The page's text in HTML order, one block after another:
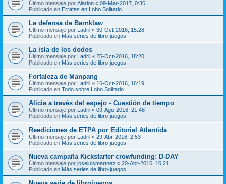
Último mensaje por Alarion « 09-Mar-2017, 0:36
Publicado en Erratas en Lobo Solitario
La defensa de Barnklaw
Último mensaje por Ladril « 30-Oct-2016, 15:28
Publicado en Más series de libro-juegos
La isla de los dodos
Último mensaje por Ladril « 25-Oct-2016, 18:20
Publicado en Más series de libro-juegos
Fortaleza de Manpang
Último mensaje por Ladril « 16-Oct-2016, 16:19
Publicado en Todo sobre Lobo Solitario
Alicia a través del espejo - Cuestión de tiempo
Último mensaje por Ladril « 09-Ago-2016, 21:48
Publicado en Más series de libro-juegos
Reediciones de ETPA por Editorial Atlantida
Último mensaje por Ladril « 29-Abr-2016, 2:53
Publicado en Más series de libro-juegos
Nueva campaña Kickstarter crowfunding: D-DAY
Último mensaje por joseluismartnez « 20-Abr-2016, 10:21
Publicado en Más series de libro-juegos